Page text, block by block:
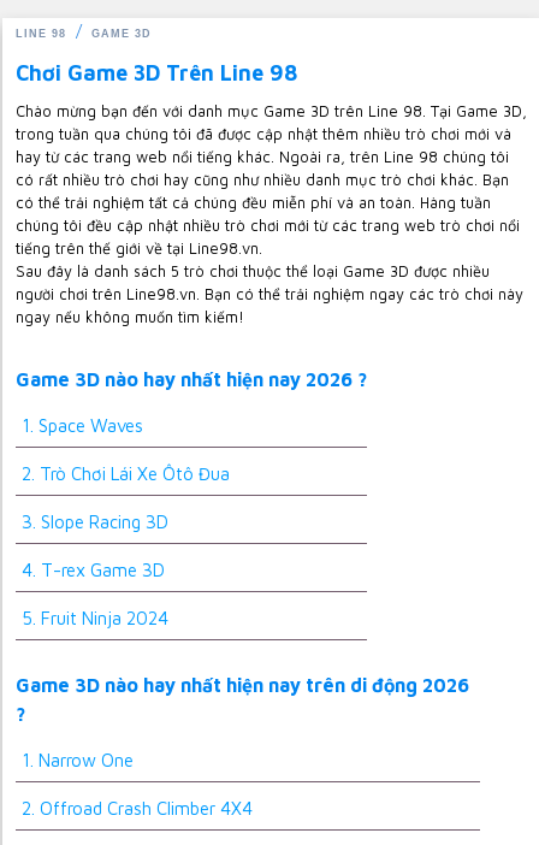
LINE 98 GAME 3D
Chơi Game 3D Trên Line 98
Chào mừng bạn đến với danh mục Game 3D trên Line 98. Tại Game 3D,
trong tuần qua chúng tôi đã được cập nhật thêm nhiều trò chơi mới và
hay từ các trang web nổi tiếng khác. Ngoài ra, trên Line 98 chúng tôi
có rất nhiều trò chơi hay cũng như nhiều danh mục trò chơi khác. Bạn
có thể trải nghiệm tất cả chúng đều miễn phí và an toàn. Hàng tuần
chúng tôi đều cập nhật nhiều trò chơi mới từ các trang web trò chơi nổi
tiếng trên thế giới về tại Line98.vn.
Sau đây là danh sách 5 trò chơi thuộc thể loại Game 3D được nhiều
người chơi trên Line98.vn. Bạn có thể trải nghiệm ngay các trò chơi này
ngay nếu không muốn tìm kiếm!
Game 3D nào hay nhất hiện nay 2026 ?
1. Space Waves
2. Trò Chơi Lái Xe Ôtô Đua
3. Slope Racing 3D
4. T-rex Game 3D
5. Fruit Ninja 2024
Game 3D nào hay nhất hiện nay trên di động 2026
?
1. Narrow One
2. Offroad Crash Climber 4X4